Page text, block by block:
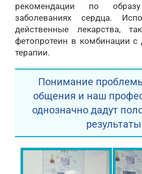
рекомендации по
заболеваниях сердца.
действенные лекарства,
фетопротеин в комбинации с
терапии.
Понимание
общения и наш
однозначно дадут